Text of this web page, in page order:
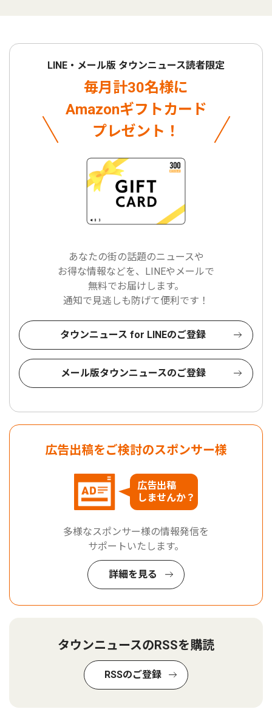
LINE・メール版 タウンニュース読者限定
毎月計30名様に
Amazonギフトカード
プレゼント！
あなたの街の話題のニュースや
お得な情報などを、LINEやメールで
無料でお届けします。
通知で見逃しも防げて便利です！
タウンニュース for LINEのご登録
メール版タウンニュースのご登録
広告出稿をご検討のスポンサー様
広告出稿
しませんか？
多様なスポンサー様の情報発信を
サポートいたします。
詳細を見る
タウンニュースのRSSを購読
RSSのご登録